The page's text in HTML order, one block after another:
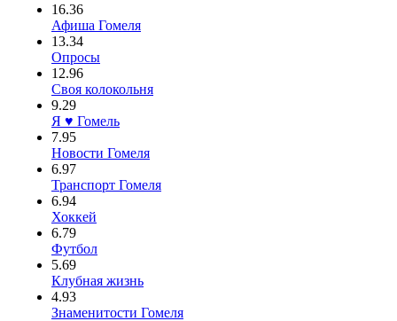
16.36
Афиша Гомеля
13.34
Опросы
12.96
Своя колокольня
9.29
Я ♥ Гомель
7.95
Новости Гомеля
6.97
Транспорт Гомеля
6.94
Хоккей
6.79
Футбол
5.69
Клубная жизнь
4.93
Знаменитости Гомеля